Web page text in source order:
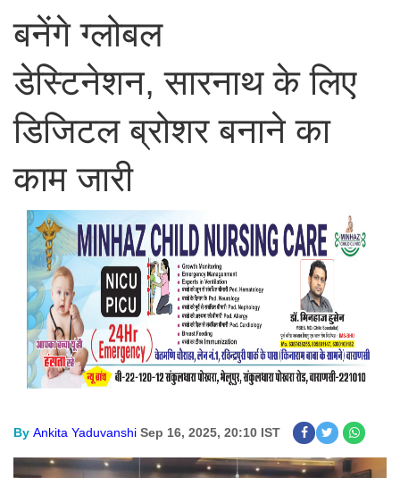
बनेंगे ग्लोबल
डेस्टिनेशन, सारनाथ के लिए
डिजिटल ब्रोशर बनाने का
काम जारी
By Ankita Yaduvanshi Sep 16, 2025, 20:10 IST